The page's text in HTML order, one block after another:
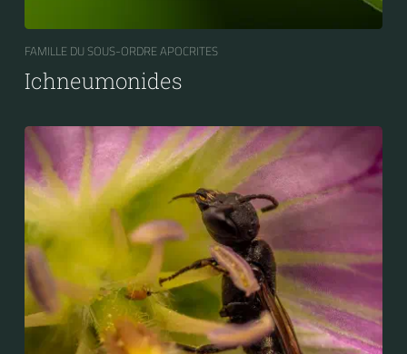
FAMILLE DU SOUS-ORDRE APOCRITES
Ichneumonides